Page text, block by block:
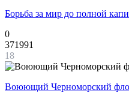
Борьба за мир до полной
0
371991
18
Воюющий Черноморский